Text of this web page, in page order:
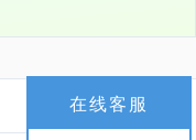
在线客服